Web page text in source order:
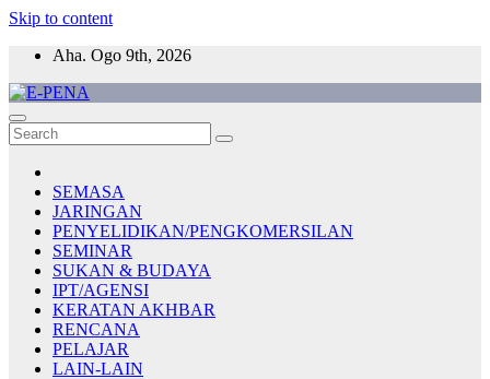
Skip to content
Aha. Ogo 9th, 2026
E-PENA
Berita Digital Terkini
SEMASA
JARINGAN
PENYELIDIKAN/PENGKOMERSILAN
SEMINAR
SUKAN & BUDAYA
IPT/AGENSI
KERATAN AKHBAR
RENCANA
PELAJAR
LAIN-LAIN